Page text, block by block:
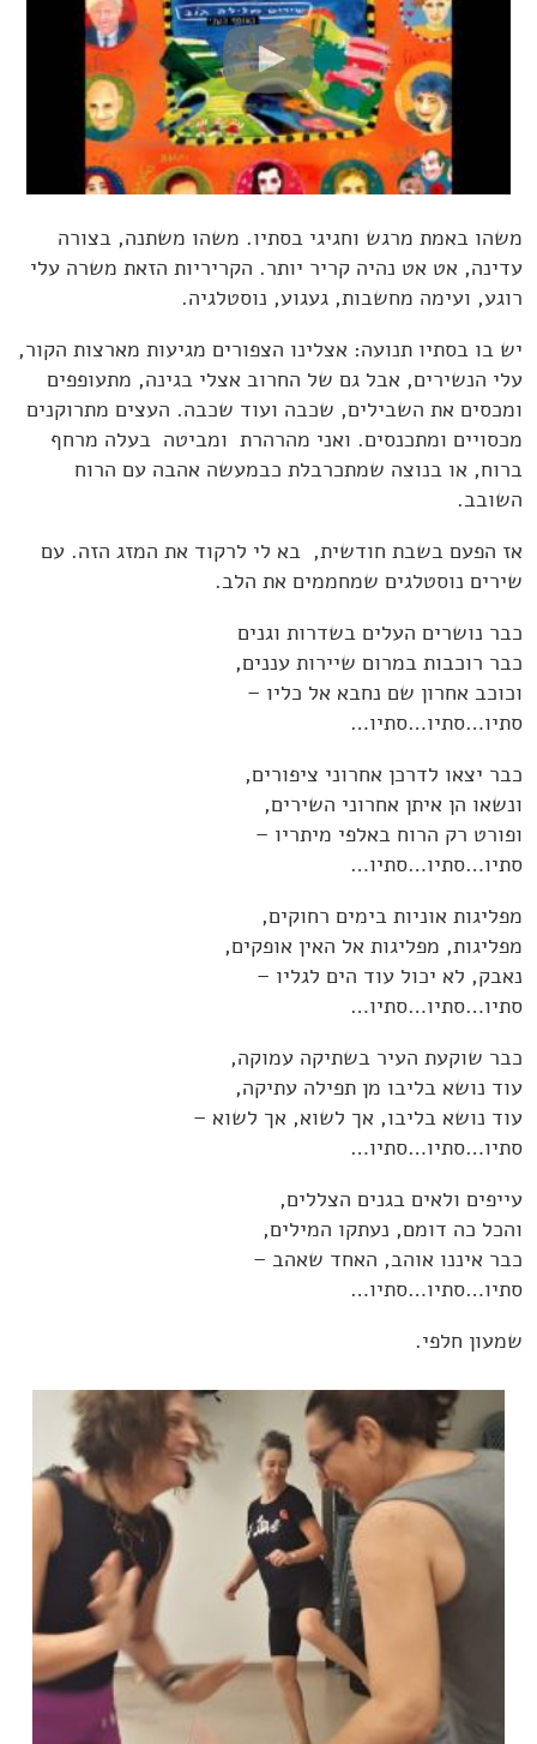
משהו באמת מרגש וחגיגי בסתיו. משהו משתנה, בצורה
עדינה, אט אט נהיה קריר יותר. הקריריות הזאת משרה עלי
רוגע, ועימה מחשבות, געגוע, נוסטלגיה.
יש בו בסתיו תנועה: אצלינו הצפורים מגיעות מארצות הקור,
עלי הנשירים, אבל גם של החרוב אצלי בגינה, מתעופפים
ומכסים את השבילים, שכבה ועוד שכבה. העצים מתרוקנים
מכסויים ומתכנסים. ואני מהרהרת ומביטה בעלה מרחף
ברוח, או בנוצה שמתכרבלת כבמעשה אהבה עם הרוח
השובב.
אז הפעם בשבת חודשית, בא לי לרקוד את המזג הזה. עם
שירים נוסטלגים שמחממים את הלב.
כבר נושרים העלים בשדרות וגנים
כבר רוכבות במרום שיירות עננים,
וכוכב אחרון שם נחבא אל כליו –
סתיו…סתיו…סתיו…
כבר יצאו לדרכן אחרוני ציפורים,
ונשאו הן איתן אחרוני השירים,
ופורט רק הרוח באלפי מיתריו –
סתיו…סתיו…סתיו…
מפליגות אוניות בימים רחוקים,
מפליגות, מפליגות אל האין אופקים,
נאבק, לא יכול עוד הים לגליו –
סתיו…סתיו…סתיו…
כבר שוקעת העיר בשתיקה עמוקה,
עוד נושא בליבו מן תפילה עתיקה,
עוד נושא בליבו, אך לשוא, אך לשוא –
סתיו…סתיו…סתיו…
עייפים ולאים בגנים הצללים,
והכל כה דומם, נעתקו המילים,
כבר איננו אוהב, האחד שאהב –
סתיו…סתיו…סתיו…
שמעון חלפי.